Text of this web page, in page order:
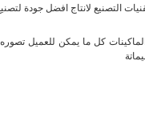
التصنيع لانتاج افضل جودة
كل ما يمكن للعميل